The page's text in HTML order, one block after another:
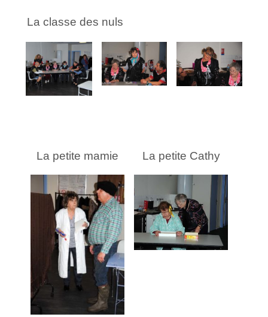
La classe des nuls
La petite mamie La petite Cathy